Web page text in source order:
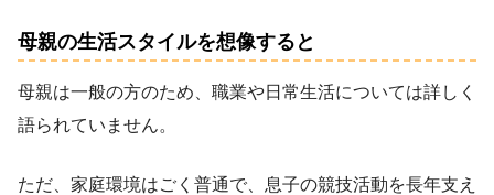
母親の生活スタイルを想像すると
母親は一般の方のため、職業や日常生活については詳しく
語られていません。
ただ、家庭環境はごく普通で、息子の競技活動を長年支え